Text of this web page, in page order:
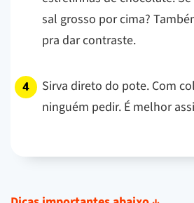
sal grosso por cima?
pra dar contraste.
Sirva direto do pote. Com
ninguém pedir. É melhor